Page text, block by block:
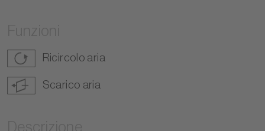
Ricircolo aria
Scarico aria